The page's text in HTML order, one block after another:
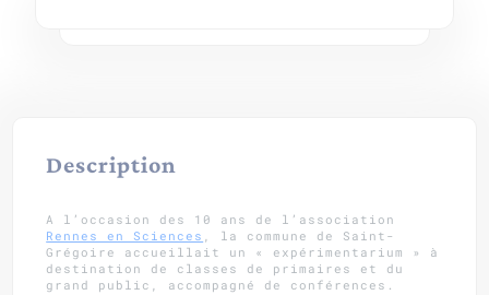
Description
A l’occasion des 10 ans de l’association
Rennes en Sciences , la commune de Saint-
Grégoire accueillait un « expérimentarium » à
destination de classes de primaires et du
grand public, accompagné de conférences.